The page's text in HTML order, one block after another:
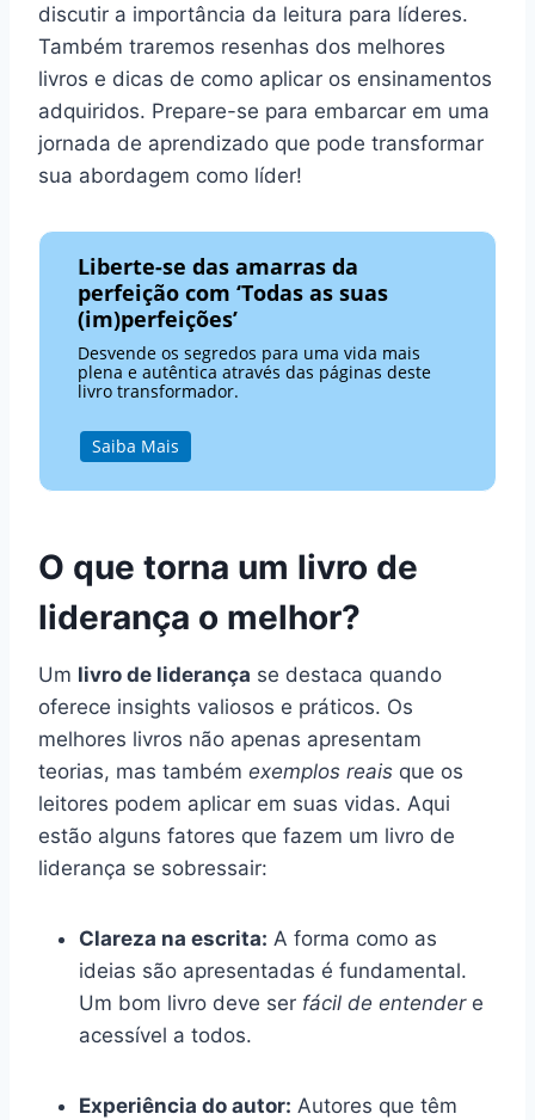
discutir a importância da leitura para líderes.
Também traremos resenhas dos melhores
livros e dicas de como aplicar os ensinamentos
adquiridos. Prepare-se para embarcar em uma
jornada de aprendizado que pode transformar
sua abordagem como líder!
Liberte-se das amarras da
perfeição com ‘Todas as suas
(im)perfeições’
Desvende os segredos para uma vida mais
plena e autêntica através das páginas deste
livro transformador.
Saiba Mais
O que torna um livro de
liderança o melhor?
Um livro de liderança se destaca quando
oferece insights valiosos e práticos. Os
melhores livros não apenas apresentam
teorias, mas também exemplos reais que os
leitores podem aplicar em suas vidas. Aqui
estão alguns fatores que fazem um livro de
liderança se sobressair:
Clareza na escrita: A forma como as
ideias são apresentadas é fundamental.
Um bom livro deve ser fácil de entendere
acessível a todos.
Experiência do autor: Autores que têm